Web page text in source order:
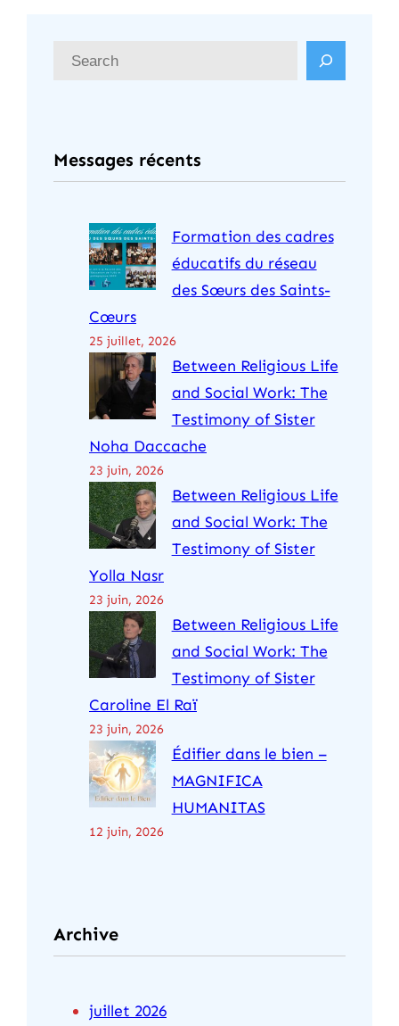
e
r
Messages récents
Formation des cadres
éducatifs du réseau
des Sœurs des Saints-
Cœurs
25 juillet, 2026
Between Religious Life
and Social Work: The
Testimony of Sister
Noha Daccache
23 juin, 2026
Between Religious Life
and Social Work: The
Testimony of Sister
Yolla Nasr
23 juin, 2026
Between Religious Life
and Social Work: The
Testimony of Sister
Caroline El Raï
23 juin, 2026
Édifier dans le bien –
MAGNIFICA
HUMANITAS
12 juin, 2026
Archive
juillet 2026